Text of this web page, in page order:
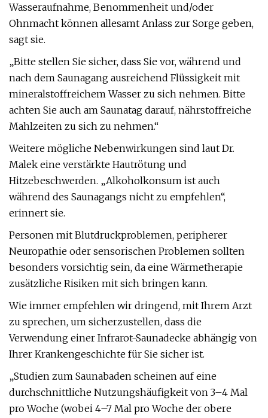
Wasseraufnahme, Benommenheit und/oder
Ohnmacht können allesamt Anlass zur Sorge geben,
sagt sie.
„Bitte stellen Sie sicher, dass Sie vor, während und
nach dem Saunagang ausreichend Flüssigkeit mit
mineralstoffreichem Wasser zu sich nehmen. Bitte
achten Sie auch am Saunatag darauf, nährstoffreiche
Mahlzeiten zu sich zu nehmen.“
Weitere mögliche Nebenwirkungen sind laut Dr.
Malek eine verstärkte Hautrötung und
Hitzebeschwerden. „Alkoholkonsum ist auch
während des Saunagangs nicht zu empfehlen“,
erinnert sie.
Personen mit Blutdruckproblemen, peripherer
Neuropathie oder sensorischen Problemen sollten
besonders vorsichtig sein, da eine Wärmetherapie
zusätzliche Risiken mit sich bringen kann.
Wie immer empfehlen wir dringend, mit Ihrem Arzt
zu sprechen, um sicherzustellen, dass die
Verwendung einer Infrarot-Saunadecke abhängig von
Ihrer Krankengeschichte für Sie sicher ist.
„Studien zum Saunabaden scheinen auf eine
durchschnittliche Nutzungshäufigkeit von 3–4 Mal
pro Woche (wobei 4–7 Mal pro Woche der obere